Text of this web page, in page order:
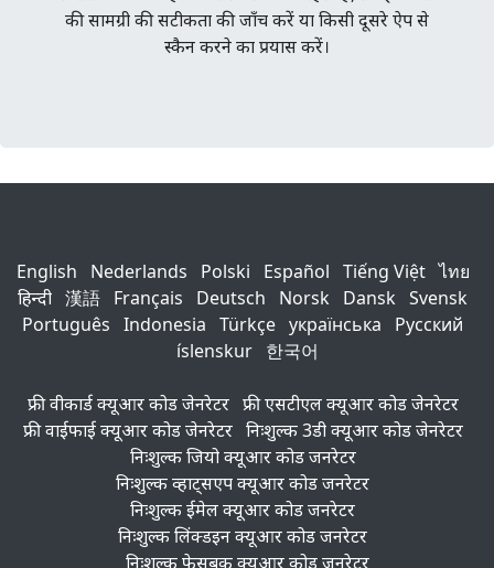
की सामग्री की सटीकता की जाँच करें या किसी दूसरे ऐप से
स्कैन करने का प्रयास करें।
English Nederlands Polski Español Tiếng Việt ไทย
हिन्दी 漢語 Français Deutsch Norsk Dansk Svensk
Português Indonesia Türkçe українська
Русский
íslenskur
한국어
फ्री वीकार्ड क्यूआर कोड जेनरेटर फ्री एसटीएल क्यूआर कोड जेनरेटर
फ्री वाईफाई क्यूआर कोड जेनरेटर निःशुल्क 3डी क्यूआर कोड जेनरेटर
निःशुल्क जियो क्यूआर कोड जनरेटर
निःशुल्क व्हाट्सएप क्यूआर कोड जनरेटर
निःशुल्क ईमेल क्यूआर कोड जनरेटर
निःशुल्क लिंक्डइन क्यूआर कोड जनरेटर
निःशुल्क फेसबुक क्यूआर कोड जनरेटर